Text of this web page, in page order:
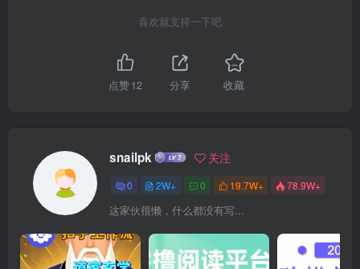
喜欢就支持一下吧
点赞12 分享 收藏
snailpk 关注
0 2W+ 0 19.7W+ 78.9W+
这家伙很懒，什么都没有写...